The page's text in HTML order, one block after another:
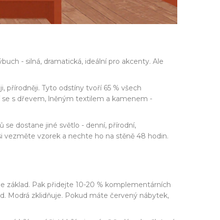
- silná, dramatická, ideální pro akcenty. Ale
přírodněji. Tyto odstíny tvoří 65 % všech
s dřevem, lněným textilem a kamenem -
se dostane jiné světlo - denní, přírodní,
vezměte vzorek a nechte ho na stěně 48 hodin.
základ. Pak přidejte 10-20 % komplementárních
Modrá zklidňuje. Pokud máte červený nábytek,